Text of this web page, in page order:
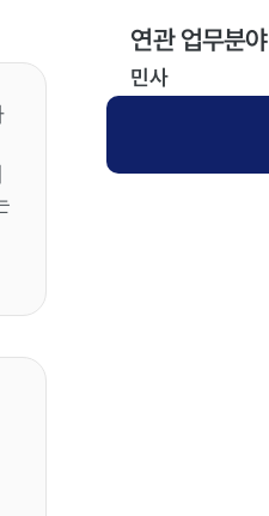
연관 업무분야
민사